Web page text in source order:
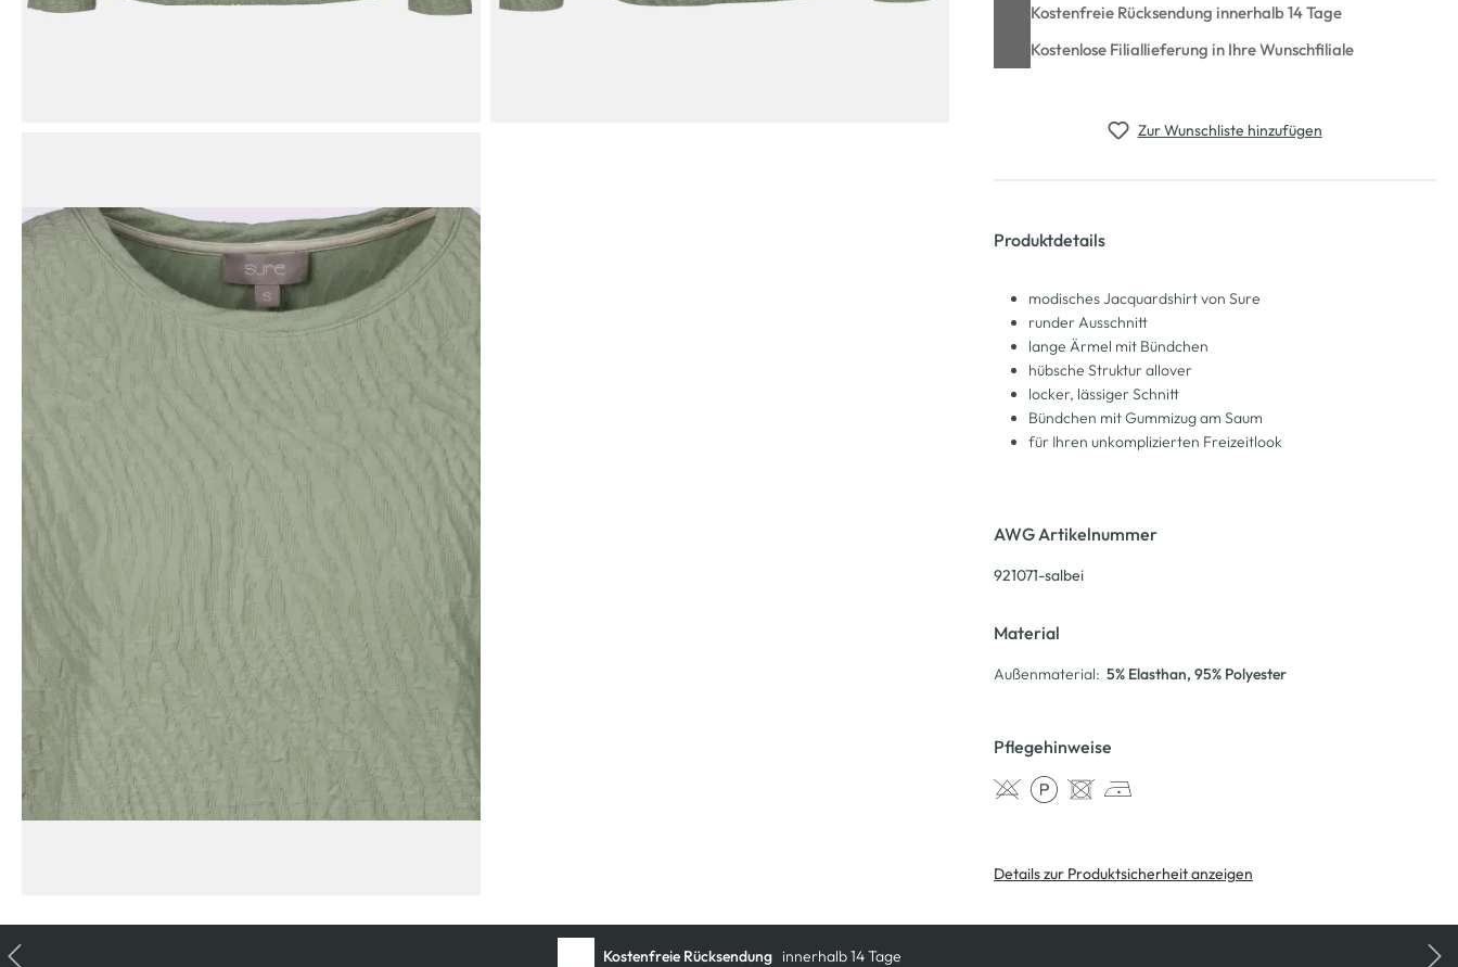
Kostenfreie Rücksendung innerhalb 14 Tage
Kostenlose Filiallieferung in Ihre Wunschfiliale
Zur Wunschliste hinzufügen
Produktdetails
modisches Jacquardshirt von Sure
runder Ausschnitt
lange Ärmel mit Bündchen
hübsche Struktur allover
locker, lässiger Schnitt
Bündchen mit Gummizug am Saum
für Ihren unkomplizierten Freizeitlook
AWG Artikelnummer
921071-salbei
Material
Außenmaterial: 5% Elasthan, 95% Polyester
Pflegehinweise
Details zur Produktsicherheit anzeigen
Kostenfreie Rücksendung innerhalb 14 Tage